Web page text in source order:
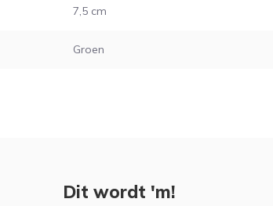
7,5 cm
Groen
Dit wordt 'm!